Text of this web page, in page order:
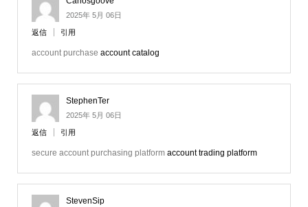
2025年 5月 06日
返信 引用
account purchase account catalog
StephenTer
2025年 5月 06日
返信 引用
secure account purchasing platform account trading platform
StevenSip